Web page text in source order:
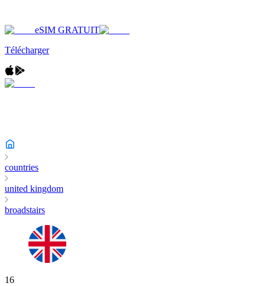
eSIM GRATUIT
Télécharger
countries
united kingdom
broadstairs
16